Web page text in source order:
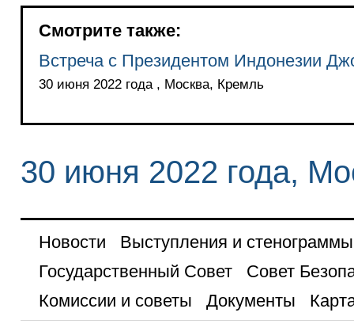
Смотрите также:
Встреча с Президентом Индонезии
30 июня 2022 года , Москва, Кремль
30 июня 2022 года,
Новости
Выступления и стенограммы
Государственный Совет
Совет
Комиссии и советы
Документы